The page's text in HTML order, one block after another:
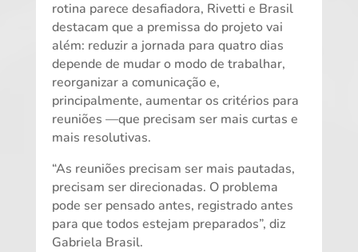
rotina parece desafiadora, Rivetti e Brasil
destacam que a premissa do projeto vai
além: reduzir a jornada para quatro dias
depende de mudar o modo de trabalhar,
reorganizar a comunicação e,
principalmente, aumentar os critérios para
reuniões —que precisam ser mais curtas e
mais resolutivas.
“As reuniões precisam ser mais pautadas,
precisam ser direcionadas. O problema
pode ser pensado antes, registrado antes
para que todos estejam preparados”, diz
Gabriela Brasil.